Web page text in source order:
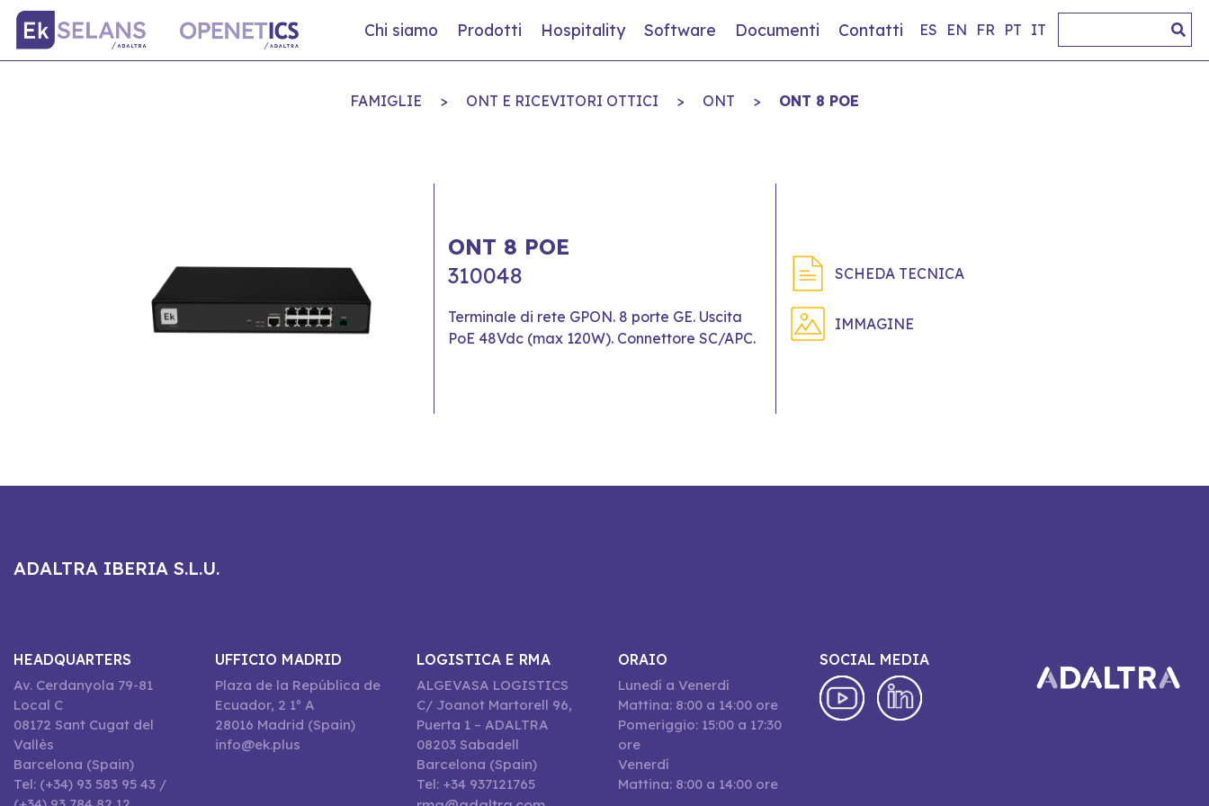
Chi siamo Prodotti Hospitality Software Documenti Contatti ES EN FR PT IT
FAMIGLIE > ONT E RICEVITORI OTTICI > ONT > ONT 8 POE
ONT 8 POE
310048
Terminale di rete GPON. 8 porte GE. Uscita
PoE 48Vdc (max 120W). Connettore SC/APC.
SCHEDA TECNICA
IMMAGINE
ADALTRA IBERIA S.L.U.
HEADQUARTERS
Av. Cerdanyola 79-81
Local C
08172 Sant Cugat del
Vallès
Barcelona (Spain)
Tel: (+34) 93 583 95 43 /
UFFICIO MADRID
Plaza de la República de
Ecuador, 2 1º A
28016 Madrid (Spain)
info@ek.plus
LOGISTICA E RMA
ALGEVASA LOGISTICS
C/ Joanot Martorell 96,
Puerta 1 – ADALTRA
08203 Sabadell
Barcelona (Spain)
Tel: +34 937121765
ORAIO
Lunedí a Venerdí
Mattina: 8:00 a 14:00 ore
Pomeriggio: 15:00 a 17:30
ore
Venerdí
Mattina: 8:00 a 14:00 ore
SOCIAL MEDIA